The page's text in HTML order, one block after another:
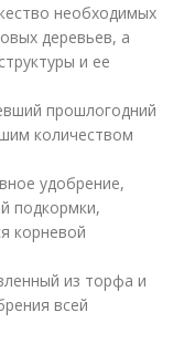
необходимых
деревьев, а
и ее
прошлогодний
количеством
удобрение,
подкормки,
корневой
из торфа и
всей